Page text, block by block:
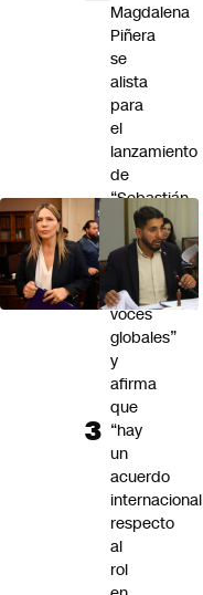
Magdalena
Piñera
se
alista
para
el
lanzamiento
de
“Sebastián
Piñera
Echenique
50
voces
globales”
y
afirma
que
“hay
un
acuerdo
internacional
respecto
al
rol